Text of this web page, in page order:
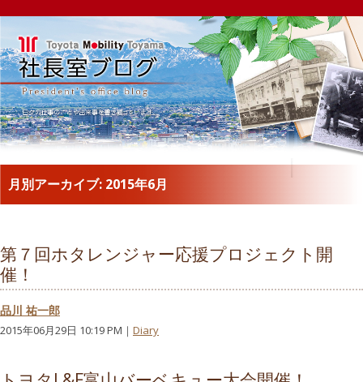
月別アーカイブ: 2015年6月
第７回ホタレンジャー応援プロジェクト開
催！
品川 祐一郎
2015年06月29日 10:19 PM｜ Diary